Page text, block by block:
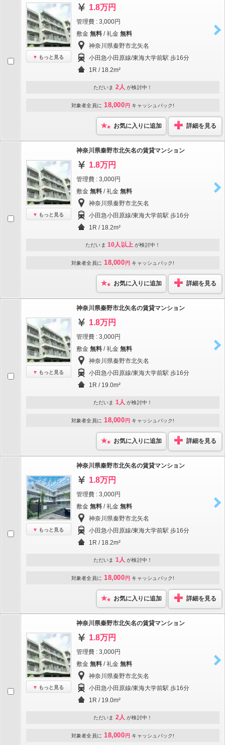
もっと見る
1.8万円
管理費 : 3,000円
敷金 無料 / 礼金 無料
神奈川県秦野市北矢名
小田急小田原線/東海大学前駅 歩16分
1R / 18.2m²
ただいま 2人 が検討中！
対象者全員に 18,000 円 キャッシュバック!
お気に入りに追加 詳細を見る
もっと見る
神奈川県秦野市北矢名の賃貸マンション
1.8万円
管理費 : 3,000円
敷金 無料 / 礼金 無料
神奈川県秦野市北矢名
小田急小田原線/東海大学前駅 歩16分
1R / 18.2m²
ただいま 10人以上 が検討中！
対象者全員に 18,000 円 キャッシュバック!
お気に入りに追加 詳細を見る
もっと見る
神奈川県秦野市北矢名の賃貸マンション
1.8万円
管理費 : 3,000円
敷金 無料 / 礼金 無料
神奈川県秦野市北矢名
小田急小田原線/東海大学前駅 歩16分
1R / 19.0m²
ただいま 1人 が検討中！
対象者全員に 18,000 円 キャッシュバック!
お気に入りに追加 詳細を見る
もっと見る
神奈川県秦野市北矢名の賃貸マンション
1.8万円
管理費 : 3,000円
敷金 無料 / 礼金 無料
神奈川県秦野市北矢名
小田急小田原線/東海大学前駅 歩16分
1R / 18.2m²
ただいま 1人 が検討中！
対象者全員に 18,000 円 キャッシュバック!
お気に入りに追加 詳細を見る
もっと見る
神奈川県秦野市北矢名の賃貸マンション
1.8万円
管理費 : 3,000円
敷金 無料 / 礼金 無料
神奈川県秦野市北矢名
小田急小田原線/東海大学前駅 歩16分
1R / 19.0m²
ただいま 2人 が検討中！
対象者全員に 18,000 円 キャッシュバック!